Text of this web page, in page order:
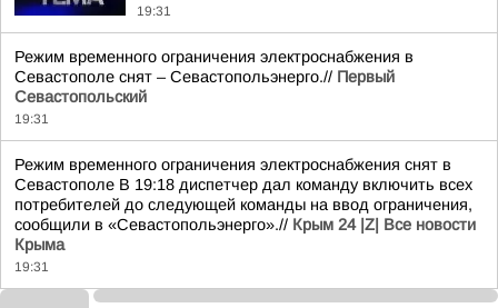
19:31
Режим временного ограничения электроснабжения в
Севастополе снят – Севастопольэнерго.// Первый
Севастопольский
19:31
Режим временного ограничения электроснабжения снят в
Севастополе В 19:18 диспетчер дал команду включить всех
потребителей до следующей команды на ввод ограничения,
сообщили в «Севастопольэнерго».// Крым 24 |Z| Все новости
Крыма
19:31